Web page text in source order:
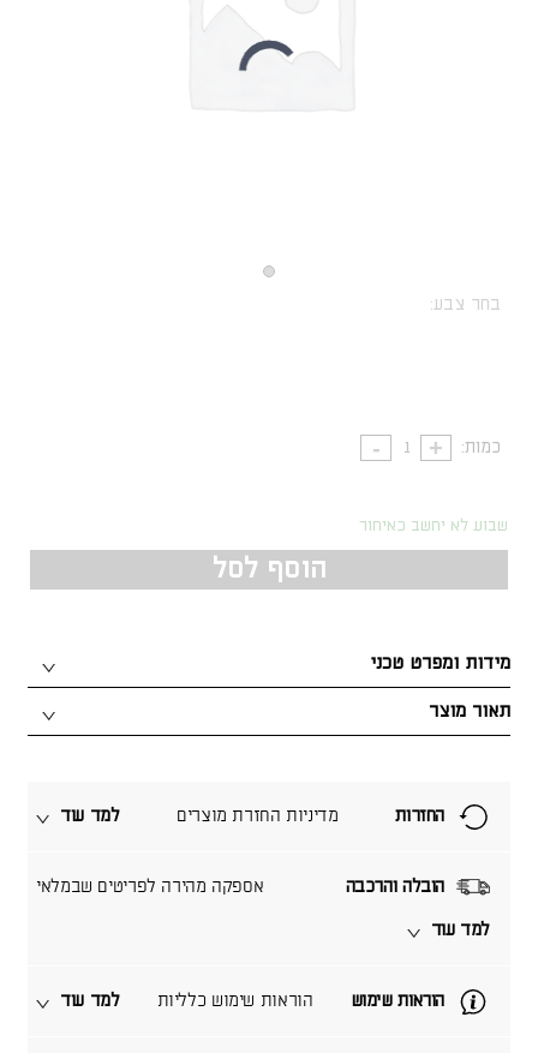
בחר צבע:
כמות:
שבוע לא יחשב כאיחור
הוסף לסל
תאור מוצר
מידות ומפרט טכני
הוראות שימוש הוראות שימוש כלליות למד עוד
הובלה והרכבה אספקה מהירה לפריטים שבמלאי
למד עוד
החזרות מדיניות החזרת מוצרים למד עוד